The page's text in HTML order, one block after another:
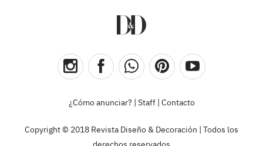
¿Cómo anunciar? Staff| Contacto
Copyright © 2018 Revista Diseño & Decoración | Todos los